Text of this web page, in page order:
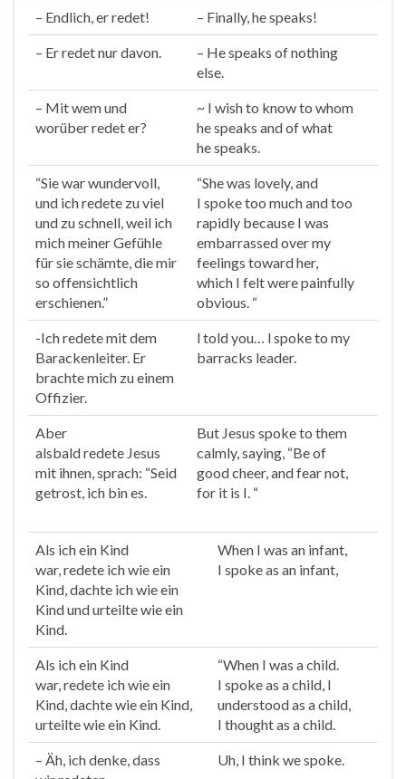
– Endlich, erredet! – Finally, hespeaks!
– Erredetnur davon. – Hespeaks of nothing
else.
– Mit wem und
worüberredeter?
~ I wish to know to whom
hespeaks and of what
hespeaks.
“Sie war wundervoll,
und ichredete zu viel
und zu schnell, weil ich
mich meiner Gefühle
für sie schämte, die mir
so offensichtlich
erschienen.”
“She was lovely, and
I spoketoo much and too
rapidly because I was
embarrassed over my
feelings toward her,
which I felt were painfully
obvious. “
-Ichredetemit dem
Barackenleiter. Er
brachte mich zu einem
Offizier.
l told you… lspoketo my
barracks leader.
Aber
alsbaldredete Jesus
mit ihnen, sprach: “Seid
getrost, ich bin es.
But Jesus spoketo them
calmly, saying, “Be of
good cheer, and fear not,
for it is I. “
Als ich ein Kind
war,redete ich wie ein
Kind, dachte ich wie ein
Kind und urteilte wie ein
Kind.
When I was an infant,
I spokeas an infant,
Als ich ein Kind
war,redete ich wie ein
Kind, dachte wie ein Kind,
urteilte wie ein Kind.
“When I was a child.
I spokeas a child, I
understood as a child,
I thought as a child.
– Äh, ich denke, dass
Uh, I think wespoke.